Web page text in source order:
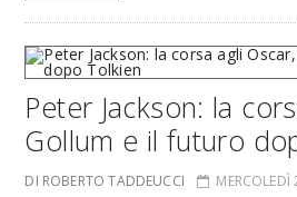
Peter Jackson: la
Gollum e il futuro
DI ROBERTO TADDEUCCI